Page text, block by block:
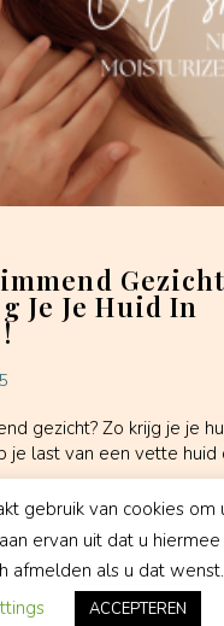
Je Je Huid In
gezicht? Zo krijg je je
je last van een vette huid
gebruik van cookies om
ervan uit dat u
afmelden als u dat wenst.
ACCEPTEREN